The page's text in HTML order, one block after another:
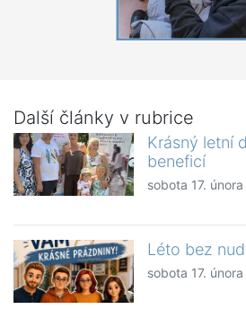
Další články v rubrice
Krásný letní
beneficí
sobota 17.
Léto bez
sobota 17.